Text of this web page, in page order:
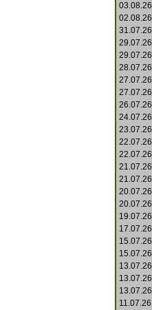
03.08.26
02.08.26
31.07.26
29.07.26
29.07.26
28.07.26
27.07.26
27.07.26
26.07.26
24.07.26
23.07.26
22.07.26
22.07.26
21.07.26
21.07.26
20.07.26
20.07.26
19.07.26
17.07.26
15.07.26
15.07.26
13.07.26
13.07.26
13.07.26
11.07.26